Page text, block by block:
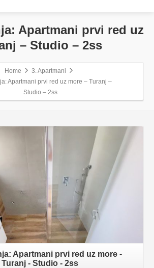
Apartmani prvi red uz
– Studio – 2ss
Home
3. Apartmani
Apartmani prvi red uz more – Turanj –
Studio – 2ss
Apartmani prvi red uz more -
Turanj - Studio - 2ss